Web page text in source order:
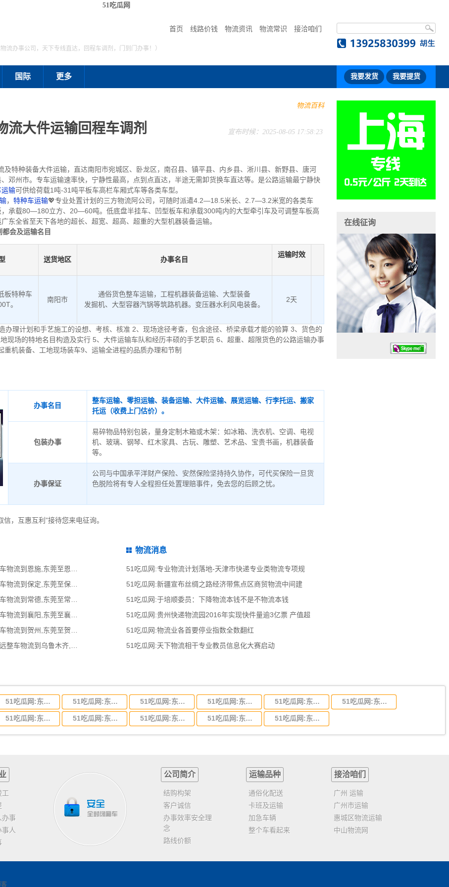
51吃瓜网
首页 线路价钱 物流资讯 物流常识 接洽咱们
物流办事公司，天下专线直达，回程车调剂，门到门办事！）
国际 更多 我要发货 我要提货
物流百科
流大件运输回程车调剂 宣布时候：2025-08-05 17:58:23
特种装备大件运输，直达南阳市宛城区、卧龙区，南召县、镇平县、内乡县、淅川县、新野县、唐河
邓州市。专车运输速率快，宁静性最高，点到点直达，半途无需卸货换车直达等。是公路运输最宁静快
输可供给荷载1吨-31吨平板车高栏车厢式车等各类车型。
， 特种车运输💖专业处置计划的三方物流阿公司，可随时派遣4.2—18.5米长、2.7—3.2米宽的各类车
承载80—180立方、20—60吨。低底盘半挂车、凹型板车和承载300吨内的大型牵引车及可调整车板高
东全省至天下各地的超长、超宽、超高、超重的大型机器装备运输。
会及运输名目
送货地区 办事名目
运输时效
板特种车
。
南阳市
通俗货色整车运输，工程机器装备运输、大型装备
发掘机、大型容器汽锅等筑路机器。变压器水利风电装备。
2天
办理计划和手艺施工的设想、考核、核准 2、现场途径考查，包含途径、桥梁承载才能的验算 3、货色的
现场的特地名目构造及实行 5、大件运输车队和经历丰硕的手艺职员 6、超重、超限货色的公路运输办事
机装备、工地现场装车9、运输全进程的品质办理和节制
办事名目
整车运输、零担运输、装备运输、大件运输、展览运输、行李托运、搬家
托运（收费上门估价）。
包装办事
易碎物品特别包装，量身定制木箱或木架：如冰箱、洗衣机、空调、电视
机、玻璃、钢琴、红木家具、古玩、雕塑、艺术品、宝贵书画，机器装备
等。
办事保证
公司与中国承平洋财产保险、安然保险坚持持久协作，可代买保险一旦货
色脱险将有专人全程担任处置理赔事件，免去您的后顾之忧。
，互惠互利”接待您来电征询。
51吃瓜网:东莞到保定物流公司,东莞整车物流到保定,东莞至保定物流专线 - 天南
51吃瓜网:东莞到襄阳物流公司,东莞整车物流到襄阳,东莞至襄阳物流专线 - 天南
物流消息
51吃瓜网:专业物流计划落地-天津市快递专业类物流专项规
51吃瓜网:新疆宣布丝绸之路经济带焦点区商贸物流中间建
51吃瓜网:于培顺委员：下降物流本钱不是不物流本钱
51吃瓜网:贵州快递物流园2016年实现快件量逾3亿票 产值超
51吃瓜网:物流业各首要停业指数全数翻红
51吃瓜网:天下物流相干专业教员信息化大赛启动
在线征询
51吃瓜网:东莞到河北省物流专线,东莞到河北省物流公司 51吃瓜网:东莞到吉林省物流运输,东莞到吉林省物流公司 51吃瓜网:东莞到甘肃省物流运输,东莞到甘肃省物流公司 51吃瓜网:东莞到陕西省物流运输,东莞到陕西省物流公司 51吃瓜网:东莞到贵州省物流运输,东莞到贵州省物流公司 51吃瓜网:东莞到四川省物流专线,东莞到四川省物流公司
51吃瓜网:东莞到山东省物流专线,东莞到山东省物流公司 51吃瓜网:东莞到江苏物流专线运输,东莞到江苏省物流公司 51吃瓜网:东莞到浙江省物流运输,东莞到浙江省物流公司 51吃瓜网:东莞到福建省物流运输,东莞到福建省物流公司 51吃瓜网:东莞到广西物流专线,东莞到广西物流公司
工
办事
人
公司简介
结购构架
客户诚信
办事效率安全理
念
路线价额
运输品种
通俗化配送
卡班及运输
加急车辆
整个车看起来
接洽咱们
广州 运输
广州市运输
惠城区物流运输
中山物流网